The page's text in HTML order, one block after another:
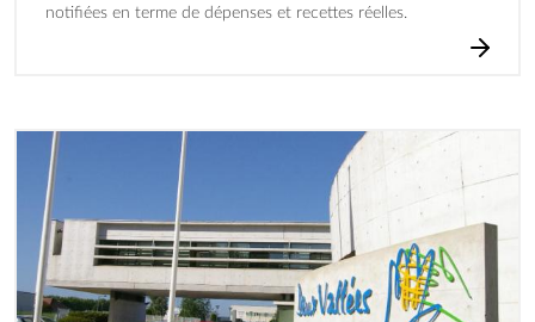
notifiées en terme de dépenses et recettes réelles.
Image